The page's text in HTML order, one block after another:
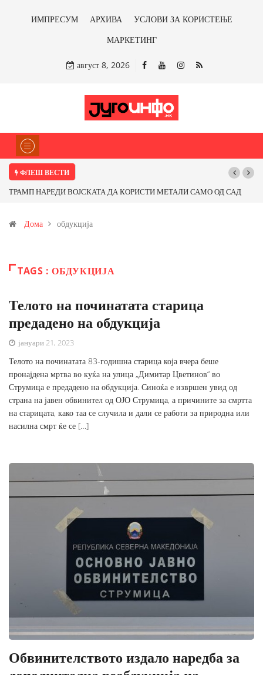
ИМПРЕСУМ АРХИВА
УСЛОВИ ЗА КОРИСТЕЊЕ
МАРКЕТИНГ
август 8, 2026
ФЛЕШ ВЕСТИ
ТРАМП НАРЕДИ ВОЈСКАТА ДА КОРИСТИ МЕТАЛИ САМО ОД САД
Иловица и со антимонот?
Дома обдукција
TAGS : ОБДУКЦИЈА
Телото на починатата старица
предадено на обдукција
јануари 21, 2023
Телото на починатата 83-годишна старица која вчера беше
пронајдена мртва во куќа на улица „Димитар Цветинов“ во
Струмица е предадено на обдукција. Синоќа е извршен увид од
страна на јавен обвинител од ОЈО Струмица, а причините за смртта
на старицата, како таа се случила и дали се работи за природна или
насилна смрт ќе се […]
Обвинителството издало наредба за